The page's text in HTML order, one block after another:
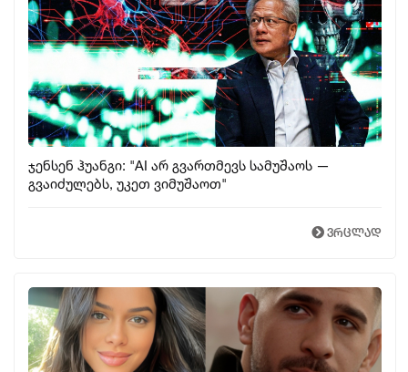
ჯენსენ ჰუანგი: "AI არ გვართმევს სამუშაოს —
გვაიძულებს, უკეთ ვიმუშაოთ"
ვრცლად